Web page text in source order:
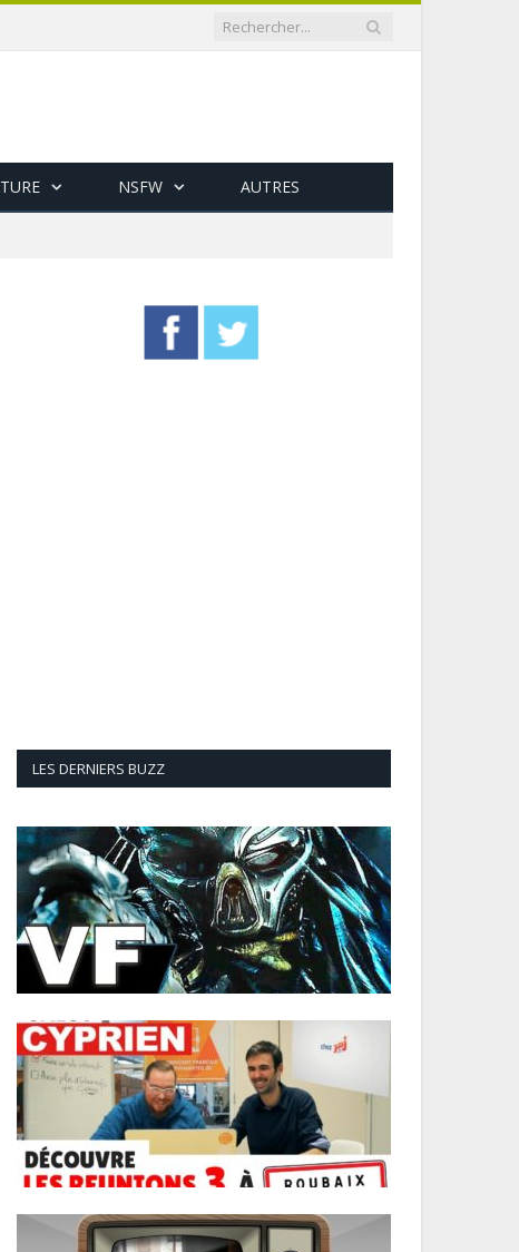
NSFW AUTRES
LES DERNIERS BUZZ